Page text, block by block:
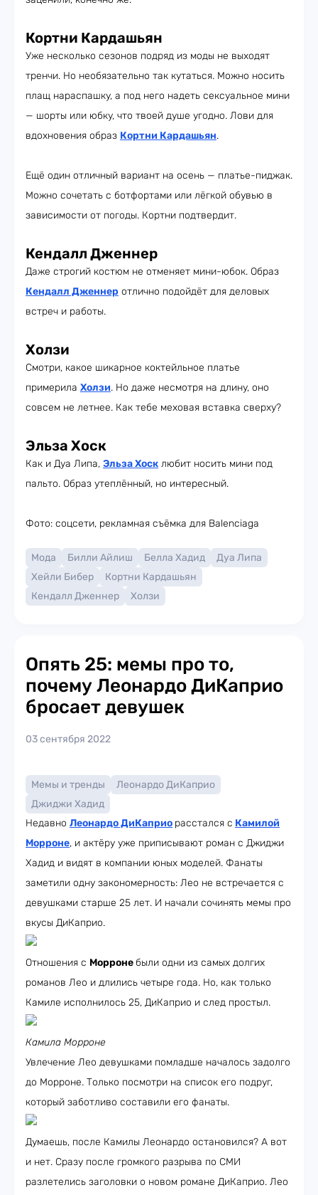
Кортни Кардашьян
Уже несколько сезонов подряд из моды не выходят
тренчи. Но необязательно так кутаться. Можно носить
плащ нараспашку, а под него надеть сексуальное мини
— шорты или юбку, что твоей душе угодно. Лови для
вдохновения образ Кортни Кардашьян.
Ещё один отличный вариант на осень — платье-пиджак.
Можно сочетать с ботфортами или лёгкой обувью в
зависимости от погоды. Кортни подтвердит.
Кендалл Дженнер
Даже строгий костюм не отменяет мини-юбок. Образ
Кендалл Дженнер отлично подойдёт для деловых
встреч и работы.
Холзи
Смотри, какое шикарное коктейльное платье
примерила Холзи. Но даже несмотря на длину, оно
совсем не летнее. Как тебе меховая вставка сверху?
Эльза Хоск
Как и Дуа Липа, Эльза Хоск любит носить мини под
пальто. Образ утеплённый, но интересный.
Фото: соцсети, рекламная съёмка для Balenciaga
Мода Билли Айлиш Белла Хадид
Дуа Липа
Хейли Бибер
Кортни Кардашьян
Кендалл Дженнер
Холзи
Опять 25: мемы про то,
почему Леонардо ДиКаприо
бросает девушек
03 сентября 2022
Мемы и тренды
Леонардо ДиКаприо
Джиджи Хадид
Недавно Леонардо ДиКаприо расстался с Камилой
Морроне, и актёру уже приписывают роман с Джиджи
Хадид и видят в компании юных моделей. Фанаты
заметили одну закономерность: Лео не встречается с
девушками старше 25 лет. И начали сочинять мемы про
вкусы ДиКаприо.
Отношения с Морроне были одни из самых долгих
романов Лео и длились четыре года. Но, как только
Камиле исполнилось 25, ДиКаприо и след простыл.
Камила Морроне
Увлечение Лео девушками помладше началось задолго
до Морроне. Только посмотри на список его подруг,
который заботливо составили его фанаты.
Думаешь, после Камилы Леонардо остановился? А вот
и нет. Сразу после громкого разрыва по СМИ
разлетелись заголовки о новом романе ДиКаприо. Лео